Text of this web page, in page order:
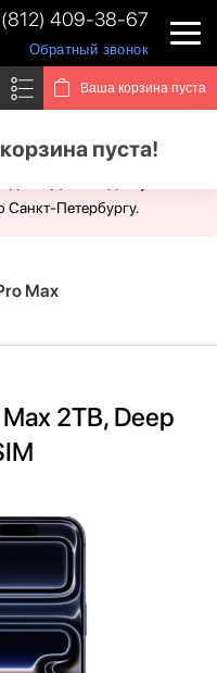
409-38-67
Обратный звонок
Ваша корзина пуста
пуста!
Для Вас доступен
Санкт-Петербургу.
Max
2TB, Deep